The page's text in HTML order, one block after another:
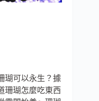
瑚可以永生？據
珊瑚怎麼吃東西